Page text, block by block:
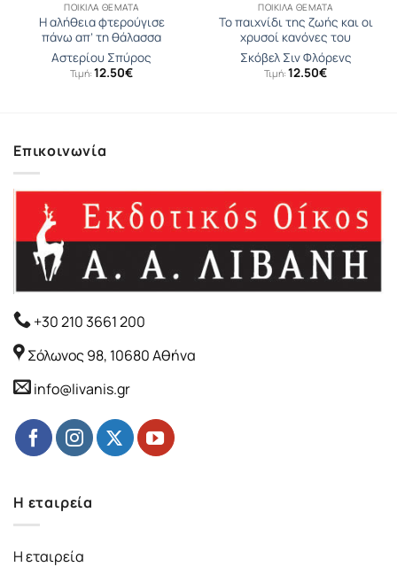
ΠΟΙΚΊΛΑ ΘΈΜΑΤΑ
Η αλήθεια φτερούγισε
πάνω απ’ τη θάλασσα
Αστερίου Σπύρος
Τιμή: 12.50€
ΠΟΙΚΊΛΑ ΘΈΜΑΤΑ
Το παιχνίδι της ζωής και οι
χρυσοί κανόνες του
Σκόβελ Σιν Φλόρενς
Τιμή: 12.50€
Επικοινωνία
+30 210 3661 200
Σόλωνος 98, 10680 Αθήνα
info@livanis.gr
Η εταιρεία
Η εταιρεία